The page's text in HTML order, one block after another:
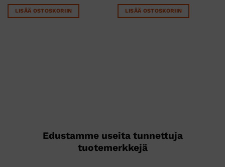
LISÄÄ OSTOSKORIIN LISÄÄ OSTOSKORIIN
Edustamme useita tunnettuja
tuotemerkkejä